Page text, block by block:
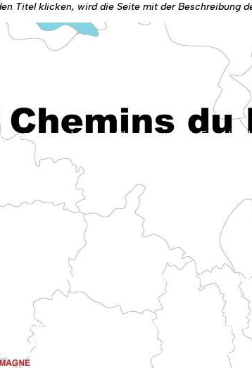
Titel klicken, wird die Seite mit der Beschreibung
gehört, und führt durch die Ebenen der Picardie. Er erreicht Rouen, indem er die Täler des Pays de Bray
Schloss von Falaise. Dieser Weg verbindet große Städte und abwechslungsreiche Landschaften,